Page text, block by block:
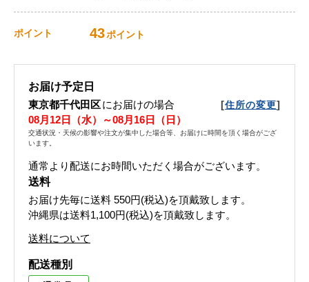
ポイント 43ポイント
お届け予定日
東京都千代田区にお届けの場合 [住所の変更]
08月12日（水）～08月16日（日）
交通状況・天候の影響や注文が集中した場合等、お届けに時間を頂く場合がござ
います。
通常より配送にお時間いただく場合がございます。
送料
お届け先毎に送料 550円(税込)を頂戴致します。
沖縄県は送料1,100円(税込)を頂戴致します。
送料について
配送種別